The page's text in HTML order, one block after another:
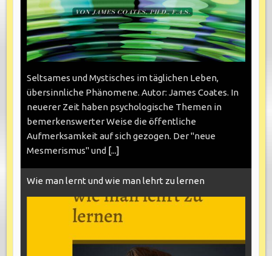
Seltsames und Mystisches im täglichen Leben,
übersinnliche Phänomene. Autor: James Coates. In
neuerer Zeit haben psychologische Themen in
bemerkenswerter Weise die öffentliche
Aufmerksamkeit auf sich gezogen. Der "neue
Mesmerismus" und [...]
Wie man lernt und wie man lehrt zu lernen